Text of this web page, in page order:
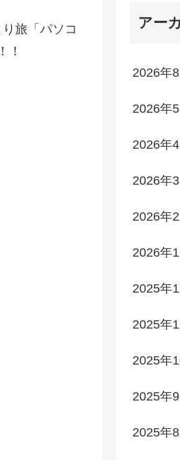
旅「パソコ
！
アー
2026年8
2026年5
2026年4
2026年3
2026年2
2026年1
2025年
2025年
2025年
2025年9
2025年8